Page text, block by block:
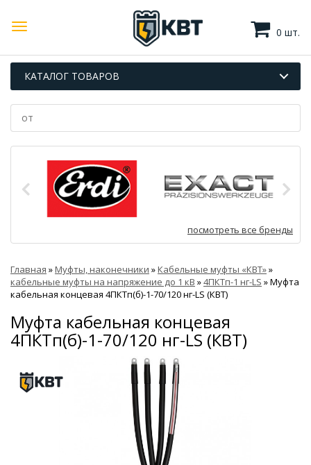
0 шт.
КАТАЛОГ ТОВАРОВ
посмотреть все бренды
Главная »Муфты, наконечники »Кабельные муфты «КВТ»»
кабельные муфты на напряжение до 1 кВ »4ПКТп-1 нг-LS »Муфта
кабельная концевая 4ПКТп(б)-1-70/120 нг-LS (КВТ)
Муфта кабельная концевая
4ПКТп(б)-1-70/120 нг-LS (КВТ)